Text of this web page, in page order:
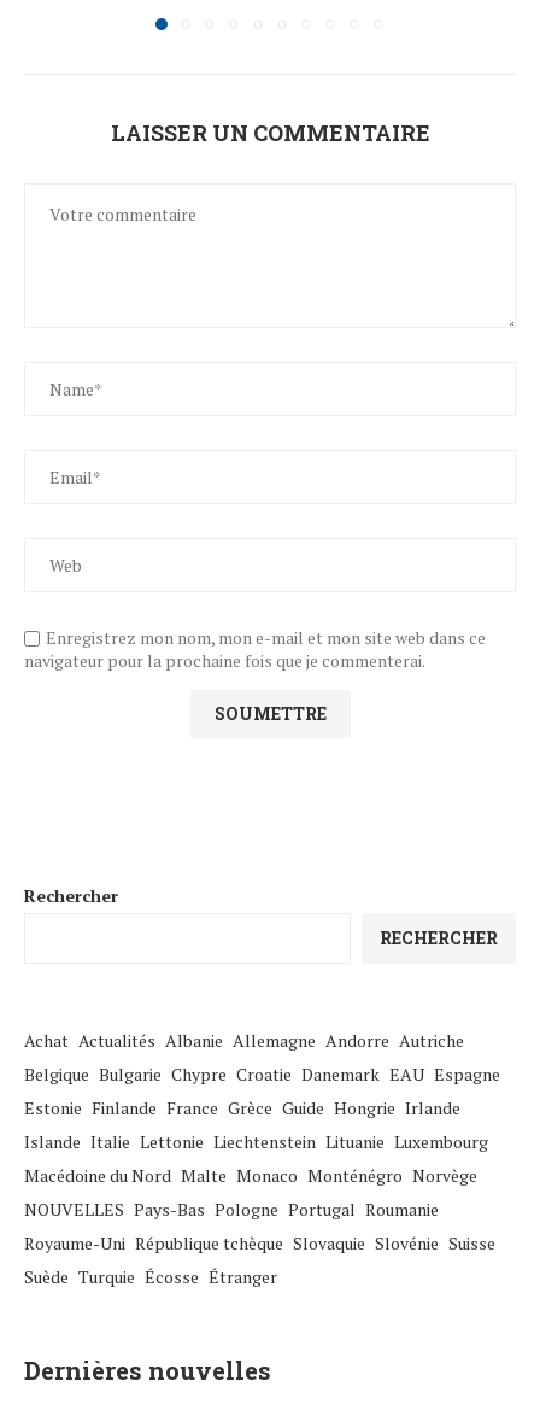
LAISSER UN COMMENTAIRE
Enregistrez mon nom, mon e-mail et mon site web dans ce
navigateur pour la prochaine fois que je commenterai.
Rechercher
RECHERCHER
Achat Actualités Albanie Allemagne Andorre Autriche
Belgique Bulgarie Chypre Croatie Danemark EAU Espagne
Estonie Finlande France Grèce Guide Hongrie Irlande
Islande Italie Lettonie Liechtenstein Lituanie Luxembourg
Macédoine du Nord Malte Monaco Monténégro Norvège
NOUVELLES Pays-Bas Pologne Portugal Roumanie
Royaume-Uni République tchèque Slovaquie Slovénie Suisse
Suède Turquie Écosse Étranger
Dernières nouvelles